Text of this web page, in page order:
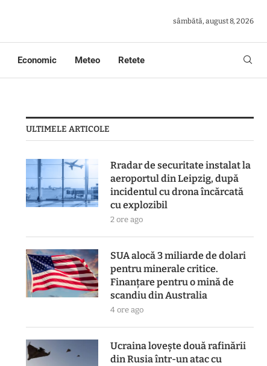
sâmbătă, august 8, 2026
Economic Meteo Retete
ULTIMELE ARTICOLE
Rradar de securitate instalat la
aeroportul din Leipzig, după
incidentul cu drona încărcată
cu explozibil
2 ore ago
SUA alocă 3 miliarde de dolari
pentru minerale critice.
Finanțare pentru o mină de
scandiu din Australia
4 ore ago
Ucraina lovește două rafinării
din Rusia într-un atac cu